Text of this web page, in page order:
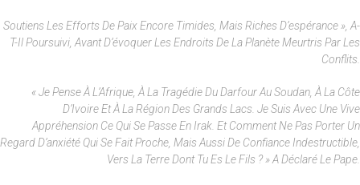
Soutiens Les Efforts De Paix Encore Timides, Mais Riches D’espérance », A-
T-Il Poursuivi, Avant D’évoquer Les Endroits De La Planète Meurtris Par Les
Conflits.
« Je Pense À L’Afrique, À La Tragédie Du Darfour Au Soudan, À La Côte
D’Ivoire Et À La Région Des Grands Lacs. Je Suis Avec Une Vive
Appréhension Ce Qui Se Passe En Irak. Et Comment Ne Pas Porter Un
Regard D’anxiété Qui Se Fait Proche, Mais Aussi De Confiance Indestructible,
Vers La Terre Dont Tu Es Le Fils ? » A Déclaré Le Pape.